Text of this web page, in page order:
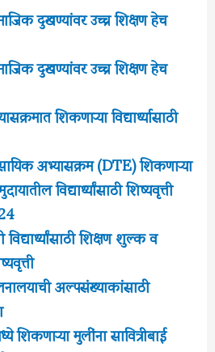
दुखण्यांवर उच्च शिक्षण हेच
दुखण्यांवर उच्च शिक्षण हेच
शिकणाऱ्या विद्यार्थ्यासाठी
अभ्यासक्रम (DTE) शिकणाऱ्या
विद्यार्थ्यांसाठी शिष्यवृत्ती
शिक्षण शुल्क व
अल्पसंख्याकांसाठी
शिकणाऱ्या मुलींना सावित्रीबाई